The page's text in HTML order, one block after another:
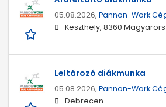
05.08.2026, Pannon-Work
Keszthely, 8360
Leltározó diákmunka
05.08.2026, Pannon-Work
Debrecen